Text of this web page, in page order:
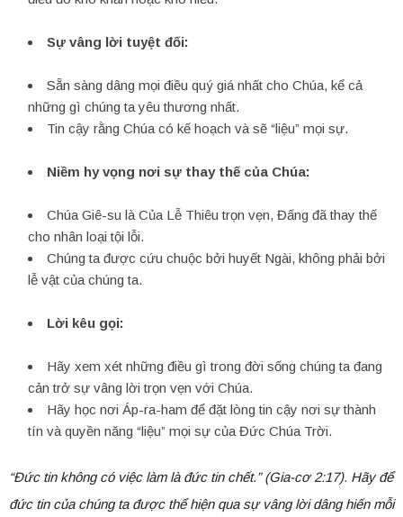
Sự vâng lời tuyệt đối:
Sẵn sàng dâng mọi điều quý giá nhất cho Chúa, kể cả
những gì chúng ta yêu thương nhất.
Tin cậy rằng Chúa có kế hoạch và sẽ “liệu” mọi sự.
Niềm hy vọng nơi sự thay thế của Chúa:
Chúa Giê-su là Của Lễ Thiêu trọn vẹn, Đấng đã thay thế
cho nhân loại tội lỗi.
Chúng ta được cứu chuộc bởi huyết Ngài, không phải bởi
lễ vật của chúng ta.
Lời kêu gọi:
Hãy xem xét những điều gì trong đời sống chúng ta đang
cản trở sự vâng lời trọn vẹn với Chúa.
Hãy học nơi Áp-ra-ham để đặt lòng tin cậy nơi sự thành
tín và quyền năng “liệu” mọi sự của Đức Chúa Trời.
“Đức tin không có việc làm là đức tin chết.” (Gia-cơ 2:17). Hãy để
đức tin của chúng ta được thể hiện qua sự vâng lời dâng hiến mỗi